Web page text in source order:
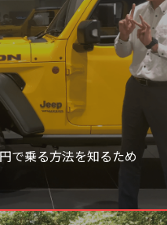
で乗る方法を知るため